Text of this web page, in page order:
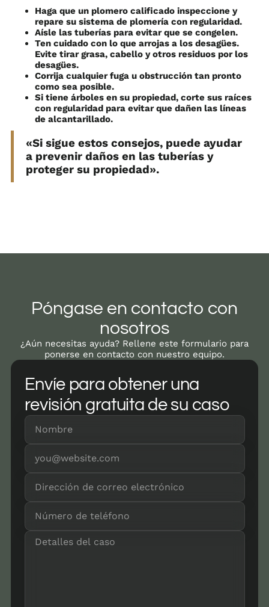
Haga que un plomero calificado inspeccione y
repare su sistema de plomería con regularidad.
Aísle las tuberías para evitar que se congelen.
Ten cuidado con lo que arrojas a los desagües.
Evite tirar grasa, cabello y otros residuos por los
desagües.
Corrija cualquier fuga u obstrucción tan pronto
como sea posible.
Si tiene árboles en su propiedad, corte sus raíces
con regularidad para evitar que dañen las líneas
de alcantarillado.
«Si sigue estos consejos, puede ayudar
a prevenir daños en las tuberías y
proteger su propiedad».
Póngase en contacto con
nosotros
¿Aún necesitas ayuda? Rellene este formulario para
ponerse en contacto con nuestro equipo.
Envíe para obtener una
revisión gratuita de su caso